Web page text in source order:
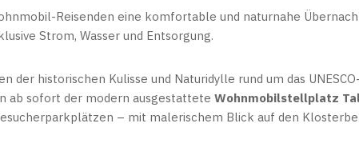
Reisenden eine komfortable und naturnahe
Strom, Wasser und Entsorgung.
der historischen Kulisse und Naturidylle rund um das
ab sofort der modern ausgestattete Wohnmobilstellplatz
– mit malerischem Blick auf den